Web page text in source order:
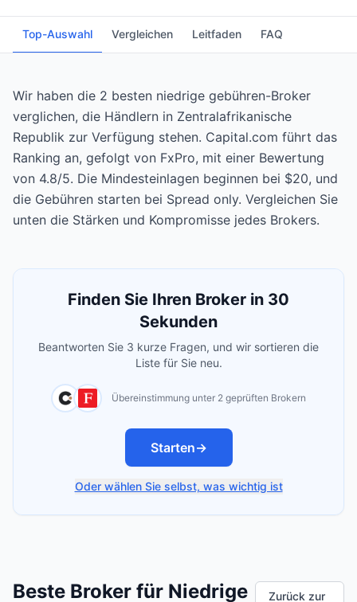
Top-Auswahl Vergleichen Leitfaden FAQ
Wir haben die 2 besten niedrige gebühren-Broker
verglichen, die Händlern in Zentralafrikanische
Republik zur Verfügung stehen. Capital.com führt das
Ranking an, gefolgt von FxPro, mit einer Bewertung
von 4.8/5. Die Mindesteinlagen beginnen bei $20, und
die Gebühren starten bei Spread only. Vergleichen Sie
unten die Stärken und Kompromisse jedes Brokers.
Finden Sie Ihren Broker in 30
Sekunden
Beantworten Sie 3 kurze Fragen, und wir sortieren die
Liste für Sie neu.
Übereinstimmung unter 2 geprüften Brokern
Starten→
Oder wählen Sie selbst, was wichtig ist
Beste Broker für Niedrige
Zurück zur